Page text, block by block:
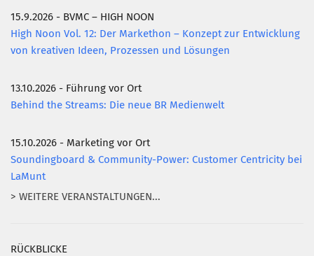
15.9.2026 - BVMC – HIGH NOON
High Noon Vol. 12: Der Markethon – Konzept zur Entwicklung
von kreativen Ideen, Prozessen und Lösungen
13.10.2026 - Führung vor Ort
Behind the Streams: Die neue BR Medienwelt
15.10.2026 - Marketing vor Ort
Soundingboard & Community-Power: Customer Centricity bei
LaMunt
> WEITERE VERANSTALTUNGEN...
RÜCKBLICKE